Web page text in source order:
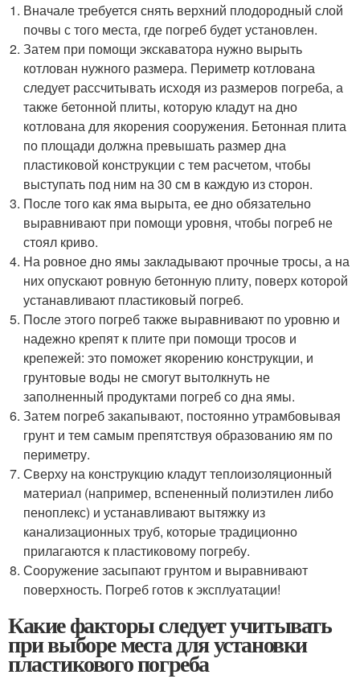
Вначале требуется снять верхний плодородный слой
почвы с того места, где погреб будет установлен.
Затем при помощи экскаватора нужно вырыть
котлован нужного размера. Периметр котлована
следует рассчитывать исходя из размеров погреба, а
также бетонной плиты, которую кладут на дно
котлована для якорения сооружения. Бетонная плита
по площади должна превышать размер дна
пластиковой конструкции с тем расчетом, чтобы
выступать под ним на 30 см в каждую из сторон.
После того как яма вырыта, ее дно обязательно
выравнивают при помощи уровня, чтобы погреб не
стоял криво.
На ровное дно ямы закладывают прочные тросы, а на
них опускают ровную бетонную плиту, поверх которой
устанавливают пластиковый погреб.
После этого погреб также выравнивают по уровню и
надежно крепят к плите при помощи тросов и
крепежей: это поможет якорению конструкции, и
грунтовые воды не смогут вытолкнуть не
заполненный продуктами погреб со дна ямы.
Затем погреб закапывают, постоянно утрамбовывая
грунт и тем самым препятствуя образованию ям по
периметру.
Сверху на конструкцию кладут теплоизоляционный
материал (например, вспененный полиэтилен либо
пеноплекс) и устанавливают вытяжку из
канализационных труб, которые традиционно
прилагаются к пластиковому погребу.
Сооружение засыпают грунтом и выравнивают
поверхность. Погреб готов к эксплуатации!
Какие факторы следует учитывать
при выборе места для установки
пластикового погреба